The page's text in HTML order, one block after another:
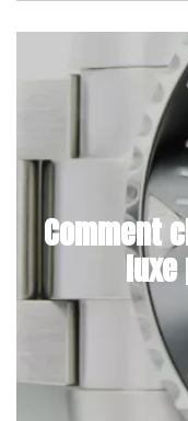
Comment
luxe